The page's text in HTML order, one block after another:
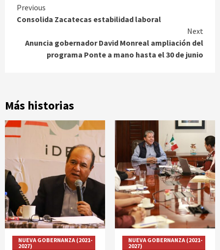
Continue
Previous
Consolida Zacatecas estabilidad laboral
Next
Anuncia gobernador David Monreal ampliación del
programa Ponte a mano hasta el 30 de junio
Más historias
NUEVA GOBERNANZA (2021-
2027)
NUEVA GOBERNANZA (2021-
2027)